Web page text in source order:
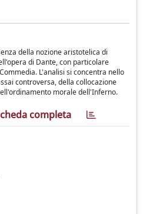
della nozione aristotelica di
di Dante, con particolare
L'analisi si concentra nello
controversa, della collocazione
morale dell'Inferno.
completa